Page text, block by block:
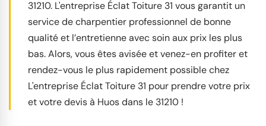
31210. L'entreprise Éclat Toiture 31 vous garantit un
service de charpentier professionnel de bonne
qualité et l’entretienne avec soin aux prix les plus
bas. Alors, vous êtes avisée et venez-en profiter et
rendez-vous le plus rapidement possible chez
L'entreprise Éclat Toiture 31 pour prendre votre prix
et votre devis à Huos dans le 31210 !